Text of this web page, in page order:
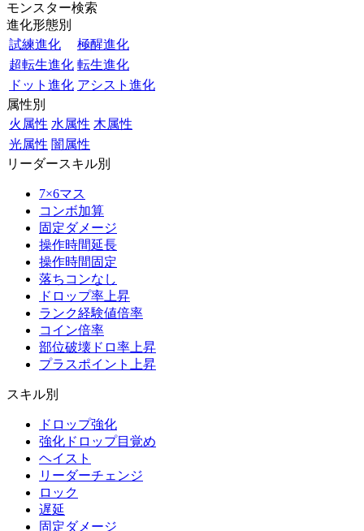
モンスター検索
進化形態別
試練進化
極醒進化
超転生進化 転生進化
ドット進化 アシスト進化
属性別
火属性 水属性 木属性
光属性 闇属性
リーダースキル別
7×6マス
コンボ加算
固定ダメージ
操作時間延長
操作時間固定
落ちコンなし
ドロップ率上昇
ランク経験値倍率
コイン倍率
部位破壊ドロ率上昇
プラスポイント上昇
スキル別
ドロップ強化
強化ドロップ目覚め
ヘイスト
リーダーチェンジ
ロック
遅延
固定ダメージ